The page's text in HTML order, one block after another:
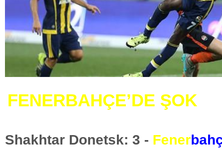
FENERBAHÇE’DE ŞOK
Shakhtar Donetsk: 3 - Fener